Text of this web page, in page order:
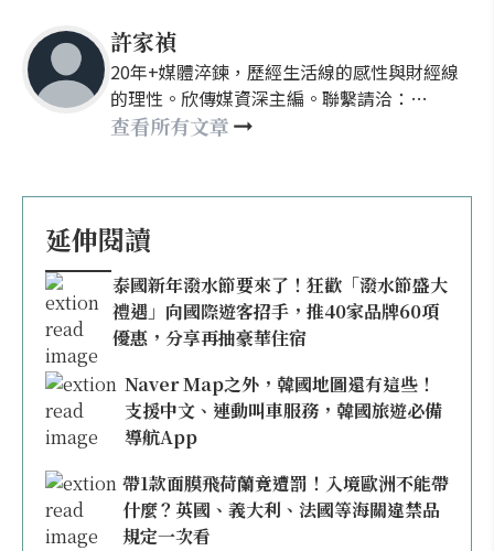
許家禎
20年+媒體淬鍊，歷經生活線的感性與財經線
的理性。欣傳媒資深主編。聯繫請洽：
nellyhsu@xinmedia.com
查看所有文章
延伸閱讀
泰國新年潑水節要來了！狂歡「潑水節盛大
禮遇」向國際遊客招手，推40家品牌60項
優惠，分享再抽豪華住宿
Naver Map之外，韓國地圖還有這些！
支援中文、連動叫車服務，韓國旅遊必備
導航App
帶1款面膜飛荷蘭竟遭罰！入境歐洲不能帶
什麼？英國、義大利、法國等海關違禁品
規定一次看